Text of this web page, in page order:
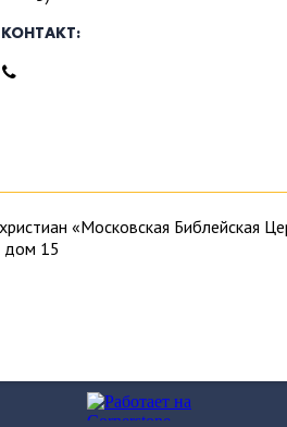
КОНТАКТ:
христиан «Московская
дом 15
прочитайте несколько статей об
библейской церкви,о нашем